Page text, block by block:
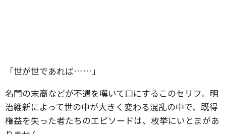
「世が世であれば……」
名門の末裔などが不遇を嘆いて口にするこのセリフ。明
治維新によって世の中が大きく変わる混乱の中で、既得
権益を失った者たちのエピソードは、枚挙にいとまがあ